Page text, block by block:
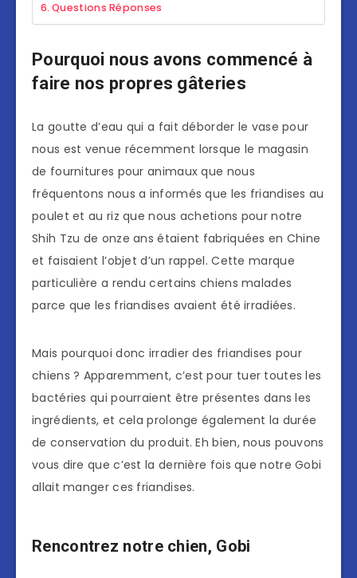
Questions Réponses
Pourquoi nous avons commencé à
faire nos propres gâteries
La goutte d’eau qui a fait déborder le vase pour
nous est venue récemment lorsque le magasin
de fournitures pour animaux que nous
fréquentons nous a informés que les friandises au
poulet et au riz que nous achetions pour notre
Shih Tzu de onze ans étaient fabriquées en Chine
et faisaient l’objet d’un rappel. Cette marque
particulière a rendu certains chiens malades
parce que les friandises avaient été irradiées.
Mais pourquoi donc irradier des friandises pour
chiens ? Apparemment, c’est pour tuer toutes les
bactéries qui pourraient être présentes dans les
ingrédients, et cela prolonge également la durée
de conservation du produit. Eh bien, nous pouvons
vous dire que c’est la dernière fois que notre Gobi
allait manger ces friandises.
Rencontrez notre chien, Gobi